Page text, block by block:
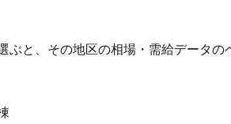
ぶと、その地区の相場・需給データの